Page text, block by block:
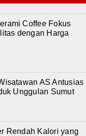
Coffee Fokus
dengan Harga
AS Antusias
Unggulan Sumut
Rendah Kalori yang